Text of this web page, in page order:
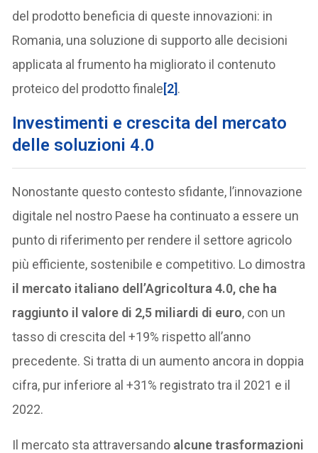
del prodotto beneficia di queste innovazioni: in
Romania, una soluzione di supporto alle decisioni
applicata al frumento ha migliorato il contenuto
proteico del prodotto finale[2].
Investimenti e crescita del mercato
delle soluzioni 4.0
Nonostante questo contesto sfidante, l’innovazione
digitale nel nostro Paese ha continuato a essere un
punto di riferimento per rendere il settore agricolo
più efficiente, sostenibile e competitivo. Lo dimostra
il mercato italiano dell’Agricoltura 4.0, che ha
raggiunto il valore di 2,5 miliardi di euro, con un
tasso di crescita del +19% rispetto all’anno
precedente. Si tratta di un aumento ancora in doppia
cifra, pur inferiore al +31% registrato tra il 2021 e il
2022.
Il mercato sta attraversando alcune trasformazioni